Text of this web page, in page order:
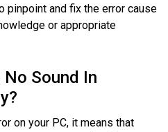
and fix the error cause
or appropriate
Sound In
on your PC, it means that